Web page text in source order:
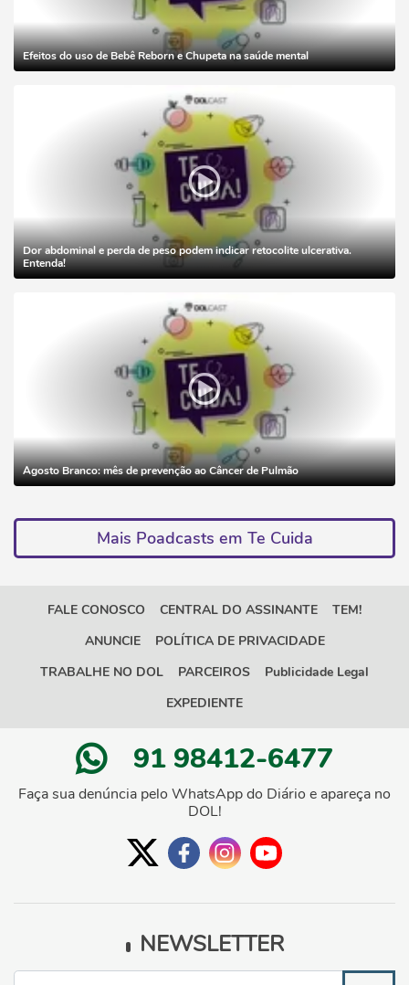
Efeitos do uso de Bebê Reborn e Chupeta na saúde mental
Dor abdominal e perda de peso podem indicar retocolite ulcerativa.
Entenda!
Agosto Branco: mês de prevenção ao Câncer de Pulmão
Mais Poadcasts em Te Cuida
FALE CONOSCO CENTRAL DO ASSINANTE
TEM!
ANUNCIE
POLÍTICA DE PRIVACIDADE
TRABALHE NO DOL
PARCEIROS
Publicidade Legal
EXPEDIENTE
91 98412-6477
Faça sua denúncia pelo WhatsApp do Diário e apareça no
DOL!
NEWSLETTER